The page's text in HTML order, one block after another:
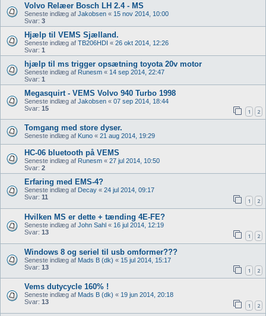
Volvo Relæer Bosch LH 2.4 - MS
Seneste indlæg af Jakobsen « 15 nov 2014, 10:00
Svar: 3
Hjælp til VEMS Sjælland.
Seneste indlæg af TB206HDI « 26 okt 2014, 12:26
Svar: 1
hjælp til ms trigger opsætning toyota 20v motor
Seneste indlæg af Runesm « 14 sep 2014, 22:47
Svar: 1
Megasquirt - VEMS Volvo 940 Turbo 1998
Seneste indlæg af Jakobsen « 07 sep 2014, 18:44
Svar: 15 1 2
Tomgang med store dyser.
Seneste indlæg af Kuno « 21 aug 2014, 19:29
HC-06 bluetooth på VEMS
Seneste indlæg af Runesm « 27 jul 2014, 10:50
Svar: 2
Erfaring med EMS-4?
Seneste indlæg af Decay « 24 jul 2014, 09:17
Svar: 11 1 2
Hvilken MS er dette + tænding 4E-FE?
Seneste indlæg af John Sahl « 16 jul 2014, 12:19
Svar: 13 1 2
Windows 8 og seriel til usb omformer???
Seneste indlæg af Mads B (dk) « 15 jul 2014, 15:17
Svar: 13 1 2
Vems dutycycle 160% !
Seneste indlæg af Mads B (dk) « 19 jun 2014, 20:18
Svar: 13 1 2